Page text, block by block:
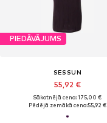
PIEDĀVĀJUMS
SESSUN
55,92 €
Sākotnējā cena: 175,00 €
Pēdējā zemākā cena:55,92 €